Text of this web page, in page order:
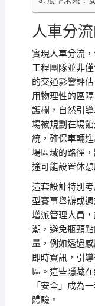
人車分
實現人車分流
工程團隊並非
的交通影響評
用物理性的區
護欄，自然引
場被規劃在場
統，確保車輛
場區域的路徑
途可能設置休
這套設計特別
型賽事舉辦或
增派管理人員
潮，避免瓶頸
量，例如透過
即時資訊，引
區。這些隱藏
「安全」成為
體驗。